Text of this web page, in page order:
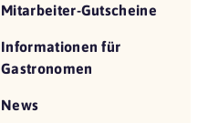
Mitarbeiter-Gutscheine
Informationen für
Gastronomen
News